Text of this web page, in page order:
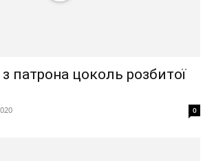
патрона цоколь розбитої
0